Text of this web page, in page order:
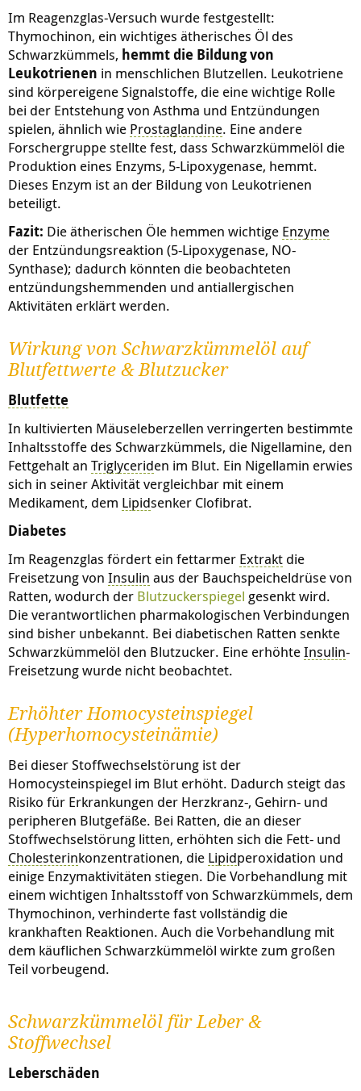
Im Reagenzglas-Versuch wurde festgestellt:
Thymochinon, ein wichtiges ätherisches Öl des
Schwarzkümmels, hemmt die Bildung von
Leukotrienen in menschlichen Blutzellen. Leukotriene
sind körpereigene Signalstoffe, die eine wichtige Rolle
bei der Entstehung von Asthma und Entzündungen
spielen, ähnlich wie Prostaglandine. Eine andere
Forschergruppe stellte fest, dass Schwarzkümmelöl die
Produktion eines Enzyms, 5-Lipoxygenase, hemmt.
Dieses Enzym ist an der Bildung von Leukotrienen
beteiligt.
Fazit: Die ätherischen Öle hemmen wichtige Enzyme
der Entzündungsreaktion (5-Lipoxygenase, NO-
Synthase); dadurch könnten die beobachteten
entzündungshemmenden und antiallergischen
Aktivitäten erklärt werden.
Wirkung von Schwarzkümmelöl auf
Blutfettwerte & Blutzucker
Blutfette
In kultivierten Mäuseleberzellen verringerten bestimmte
Inhaltsstoffe des Schwarzkümmels, die Nigellamine, den
Fettgehalt an Triglyceriden im Blut. Ein Nigellamin erwies
sich in seiner Aktivität vergleichbar mit einem
Medikament, dem Lipidsenker Clofibrat.
Diabetes
Im Reagenzglas fördert ein fettarmer Extrakt die
Freisetzung von Insulin aus der Bauchspeicheldrüse von
Ratten, wodurch der Blutzuckerspiegel gesenkt wird.
Die verantwortlichen pharmakologischen Verbindungen
sind bisher unbekannt. Bei diabetischen Ratten senkte
Schwarzkümmelöl den Blutzucker. Eine erhöhteInsulin-
Freisetzung wurde nicht beobachtet.
Erhöhter Homocysteinspiegel
(Hyperhomocysteinämie)
Bei dieser Stoffwechselstörung ist der
Homocysteinspiegel im Blut erhöht. Dadurch steigt das
Risiko für Erkrankungen der Herzkranz-, Gehirn- und
peripheren Blutgefäße. Bei Ratten, die an dieser
Stoffwechselstörung litten, erhöhten sich die Fett- und
Cholesterinkonzentrationen, die Lipidperoxidation und
einige Enzymaktivitäten stiegen. Die Vorbehandlung mit
einem wichtigen Inhaltsstoff von Schwarzkümmels, dem
Thymochinon, verhinderte fast vollständig die
krankhaften Reaktionen. Auch die Vorbehandlung mit
dem käuflichen Schwarzkümmelöl wirkte zum großen
Teil vorbeugend.
Schwarzkümmelöl für Leber &
Stoffwechsel
Leberschäden